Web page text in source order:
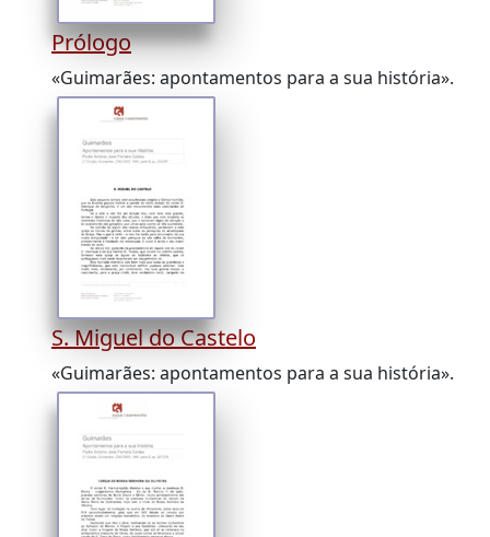
Prólogo
«Guimarães: apontamentos para a sua história».
S. Miguel do Castelo
«Guimarães: apontamentos para a sua história».